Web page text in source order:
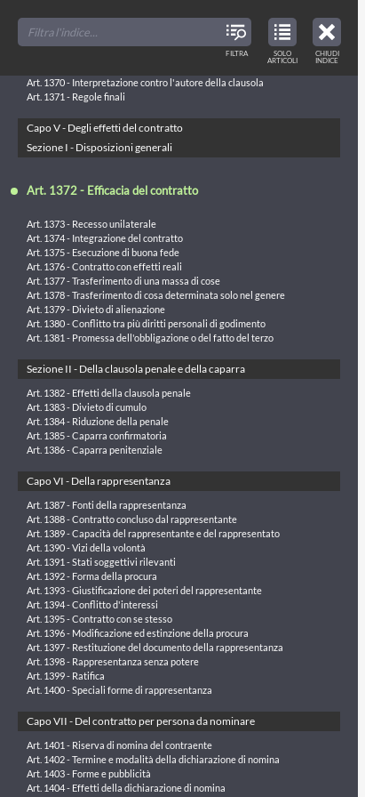
TABLE
OF
CONTENTS
CHIUDI
INDICE
TOC
TITLES
FILTRA
VIEW
ONLY
ARTICLES
IN
TABLE
SOLO
ARTICOLI
Art. 1367 - Conservazione del contratto
Art. 1370 - Interpretazione contro l'autore della clausola
Art. 1371 - Regole finali
Capo V - Degli effetti del contratto
Sezione I - Disposizioni generali
Art. 1372 - Efficacia del contratto
Art. 1373 - Recesso unilaterale
Art. 1374 - Integrazione del contratto
Art. 1375 - Esecuzione di buona fede
Art. 1376 - Contratto con effetti reali
Art. 1377 - Trasferimento di una massa di cose
Art. 1378 - Trasferimento di cosa determinata solo nel genere
Art. 1379 - Divieto di alienazione
Art. 1380 - Conflitto tra più diritti personali di godimento
Art. 1381 - Promessa dell'obbligazione o del fatto del terzo
Sezione II - Della clausola penale e della caparra
Art. 1382 - Effetti della clausola penale
Art. 1383 - Divieto di cumulo
Art. 1384 - Riduzione della penale
Art. 1385 - Caparra confirmatoria
Art. 1386 - Caparra penitenziale
Capo VI - Della rappresentanza
Art. 1387 - Fonti della rappresentanza
Art. 1388 - Contratto concluso dal rappresentante
Art. 1389 - Capacità del rappresentante e del rappresentato
Art. 1390 - Vizi della volontà
Art. 1391 - Stati soggettivi rilevanti
Art. 1392 - Forma della procura
Art. 1393 - Giustificazione dei poteri del rappresentante
Art. 1394 - Conflitto d'interessi
Art. 1395 - Contratto con se stesso
Art. 1396 - Modificazione ed estinzione della procura
Art. 1397 - Restituzione del documento della rappresentanza
Art. 1398 - Rappresentanza senza potere
Art. 1399 - Ratifica
Art. 1400 - Speciali forme di rappresentanza
Capo VII - Del contratto per persona da nominare
Art. 1401 - Riserva di nomina del contraente
Art. 1402 - Termine e modalità della dichiarazione di nomina
Art. 1403 - Forme e pubblicità
Art. 1404 - Effetti della dichiarazione di nomina